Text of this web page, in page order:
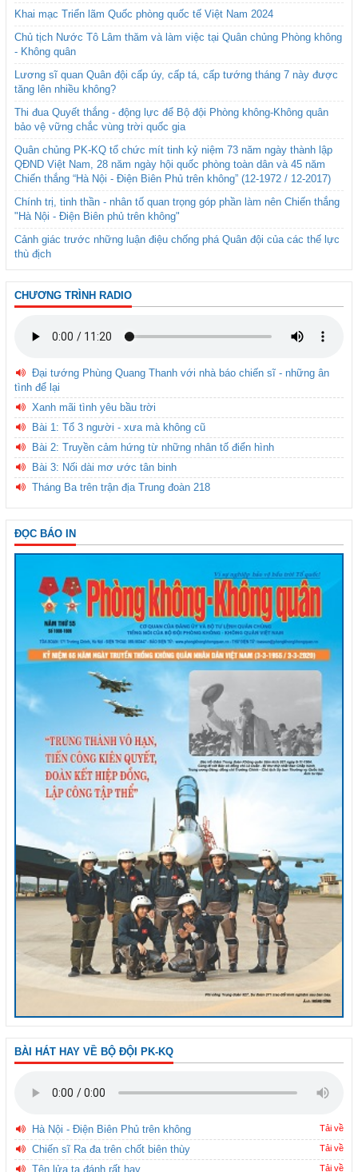
Khai mạc Triển lãm Quốc phòng quốc tế Việt Nam 2024
Chủ tịch Nước Tô Lâm thăm và làm việc tại Quân chủng Phòng không
- Không quân
Lương sĩ quan Quân đội cấp úy, cấp tá, cấp tướng tháng 7 này được
tăng lên nhiều không?
Thi đua Quyết thắng - động lực để Bộ đội Phòng không-Không quân
bảo vệ vững chắc vùng trời quốc gia
Quân chủng PK-KQ tổ chức mít tinh kỷ niệm 73 năm ngày thành lập
QĐND Việt Nam, 28 năm ngày hội quốc phòng toàn dân và 45 năm
Chiến thắng “Hà Nội - Điện Biên Phủ trên không” (12-1972 / 12-2017)
Chính trị, tinh thần - nhân tố quan trọng góp phần làm nên Chiến thắng
"Hà Nội - Điện Biên phủ trên không"
Cảnh giác trước những luận điệu chống phá Quân đội của các thế lực
thù địch
CHƯƠNG TRÌNH RADIO
Đại tướng Phùng Quang Thanh với nhà báo chiến sĩ - những ân
tình để lại
Xanh mãi tình yêu bầu trời
Bài 1: Tổ 3 người - xưa mà không cũ
Bài 2: Truyền cảm hứng từ những nhân tố điển hình
Bài 3: Nối dài mơ ước tân binh
Tháng Ba trên trận địa Trung đoàn 218
ĐỌC BÁO IN
BÀI HÁT HAY VỀ BỘ ĐỘI PK-KQ
Hà Nội - Điện Biên Phủ trên không Tải về
Chiến sĩ Ra đa trên chốt biên thùy Tải về
Tên lửa ta đánh rất hay Tải về